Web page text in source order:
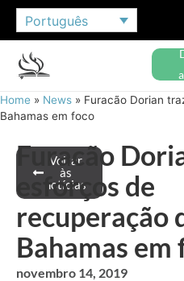
Português
Home » News » Furacão Dorian
Bahamas em foco
Voltar
às
notícias
Furacão
esforços de
recuperação
Bahamas em
novembro 14, 2019